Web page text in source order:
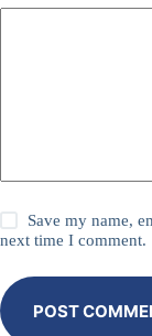
Save my name,
next time I comment.
POST